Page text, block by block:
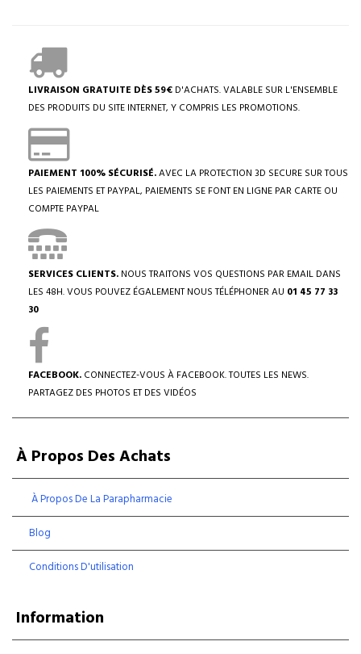
LIVRAISON GRATUITE DÈS 59€ D'ACHATS. VALABLE SUR L'ENSEMBLE
DES PRODUITS DU SITE INTERNET, Y COMPRIS LES PROMOTIONS.
PAIEMENT 100% SÉCURISÉ.AVEC LA PROTECTION 3D SECURE SUR TOUS
LES PAIEMENTS ET PAYPAL, PAIEMENTS SE FONT EN LIGNE PAR CARTE OU
COMPTE PAYPAL
SERVICES CLIENTS. NOUS TRAITONS VOS QUESTIONS PAR EMAIL DANS
LES 48H. VOUS POUVEZ ÉGALEMENT NOUS TÉLÉPHONER AU 01 45 77 33
30
FACEBOOK. CONNECTEZ-VOUS À FACEBOOK. TOUTES LES NEWS.
PARTAGEZ DES PHOTOS ET DES VIDÉOS
À Propos Des Achats
À Propos De La Parapharmacie
Blog
Conditions D'utilisation
Information